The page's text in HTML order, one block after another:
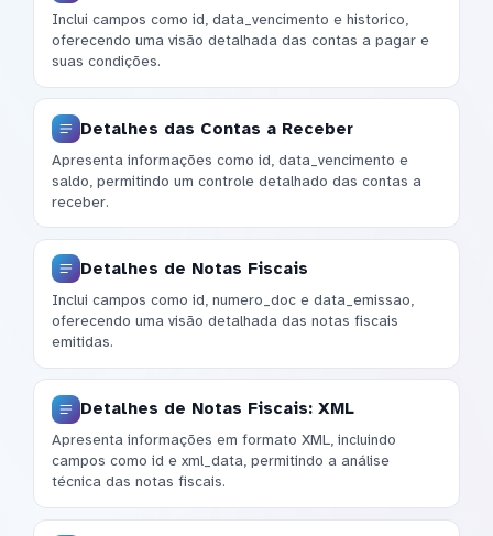
Inclui campos como id, data_vencimento e historico,
oferecendo uma visão detalhada das contas a pagar e
suas condições.
Detalhes das Contas a Receber
Apresenta informações como id, data_vencimento e
saldo, permitindo um controle detalhado das contas a
receber.
Detalhes de Notas Fiscais
Inclui campos como id, numero_doc e data_emissao,
oferecendo uma visão detalhada das notas fiscais
emitidas.
Detalhes de Notas Fiscais: XML
Apresenta informações em formato XML, incluindo
campos como id e xml_data, permitindo a análise
técnica das notas fiscais.